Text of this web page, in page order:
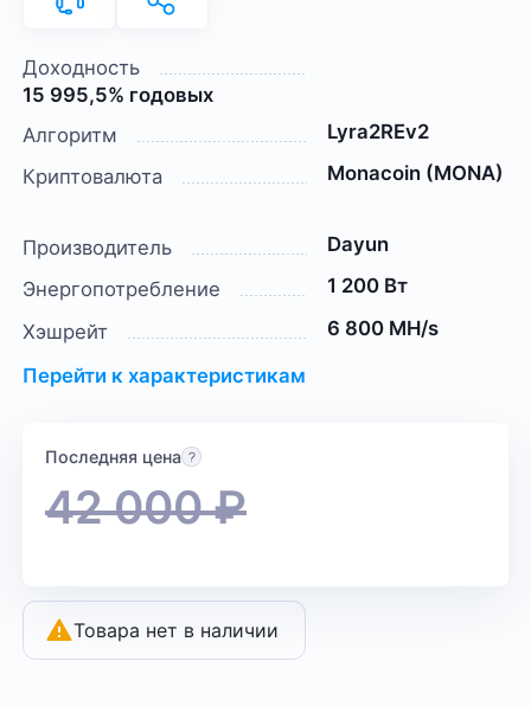
Доходность
15 995,5% годовых
Алгоритм
Lyra2REv2
Криптовалюта
Monacoin (MONA)
Производитель
Dayun
Энергопотребление
1 200 Вт
Хэшрейт
6 800 MH/s
Перейти к характеристикам
Последняя цена
42 000₽
Товара нет в наличии